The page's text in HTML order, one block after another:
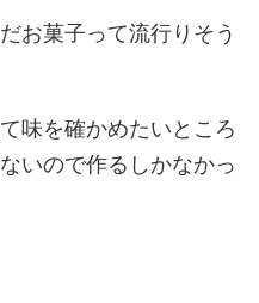
お菓子って流行りそう
味を確かめたいところ
いので作るしかなかっ